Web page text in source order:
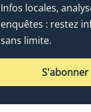
Infos locales,
enquêtes : restez
sans limite.
S'abonner